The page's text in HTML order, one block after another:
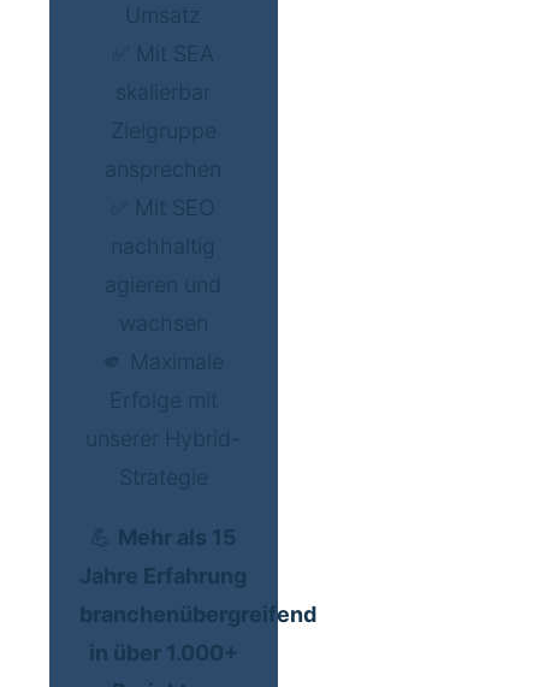
Umsatz
✅ Mit SEA
skalierbar
Zielgruppe
ansprechen
✅ Mit SEO
nachhaltig
agieren und
wachsen
🫵 Maximale
Erfolge mit
unserer Hybrid-
Strategie
💪
Mehr als 15
Jahre Erfahrung
branchenübergreifend
in über 1.000+